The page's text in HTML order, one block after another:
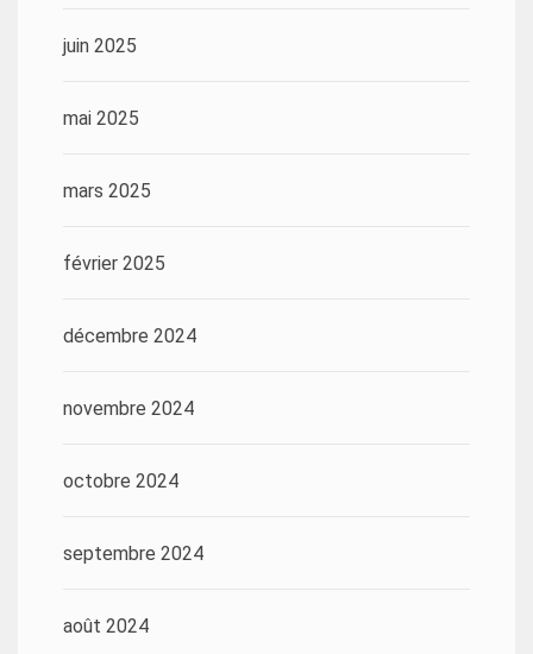
juin 2025
mai 2025
mars 2025
février 2025
décembre 2024
novembre 2024
octobre 2024
septembre 2024
août 2024